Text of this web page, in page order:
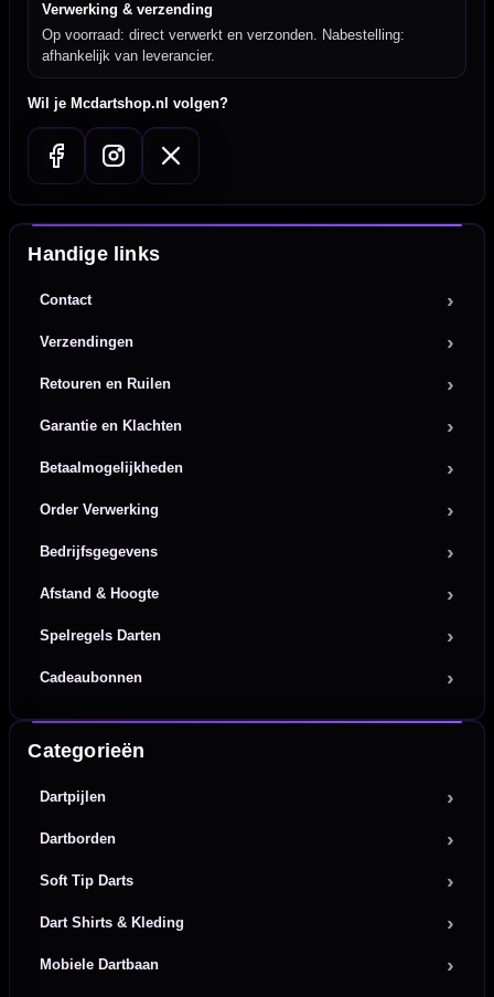
Verwerking & verzending
Op voorraad: direct verwerkt en verzonden. Nabestelling:
afhankelijk van leverancier.
Wil je Mcdartshop.nl volgen?
Handige links
Contact
Verzendingen
Retouren en Ruilen
Garantie en Klachten
Betaalmogelijkheden
Order Verwerking
Bedrijfsgegevens
Afstand & Hoogte
Spelregels Darten
Cadeaubonnen
Categorieën
Dartpijlen
Dartborden
Soft Tip Darts
Dart Shirts & Kleding
Mobiele Dartbaan